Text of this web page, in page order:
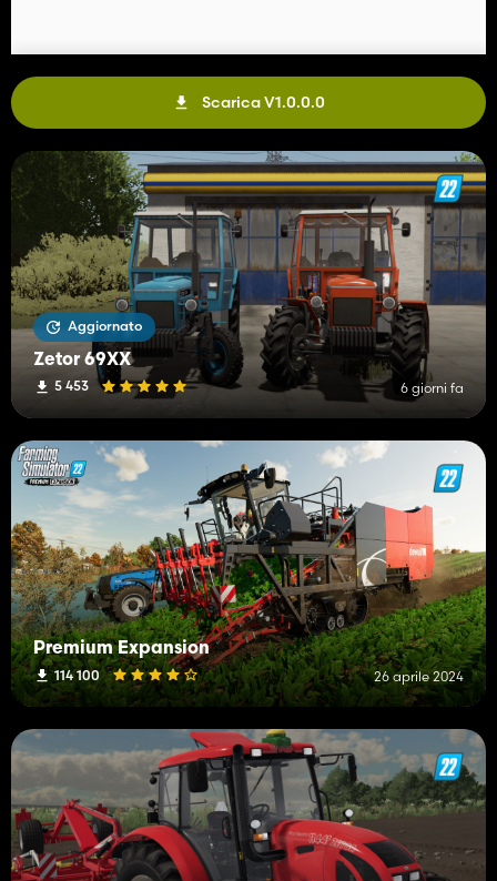
Scarica V1.0.0.0
Aggiornato
Zetor 69XX
5 453 6 giorni fa
Premium Expansion
114 100 26 aprile 2024